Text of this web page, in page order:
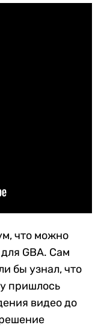
что можно
GBA. Сам
бы узнал, что
пришлось
видео до